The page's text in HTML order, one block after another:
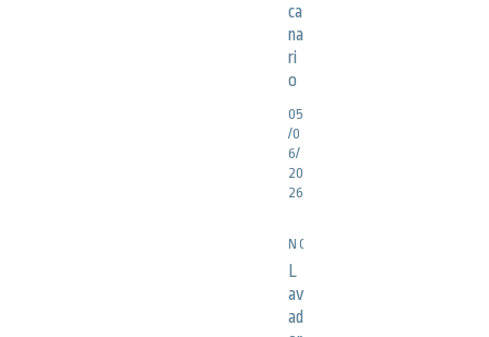
ca
na
ri
o
05
/0
6/
20
26
NOTICIAS
L
av
ad